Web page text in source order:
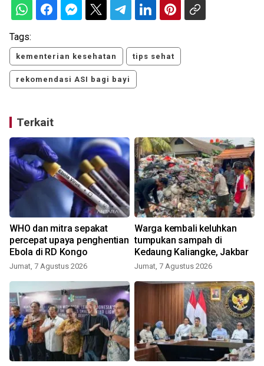
Tags:
kementerian kesehatan tips sehat
rekomendasi ASI bagi bayi
Terkait
WHO dan mitra sepakat
percepat upaya penghentian
Ebola di RD Kongo
Jumat, 7 Agustus 2026
Warga kembali keluhkan
tumpukan sampah di
Kedaung Kaliangke, Jakbar
Jumat, 7 Agustus 2026